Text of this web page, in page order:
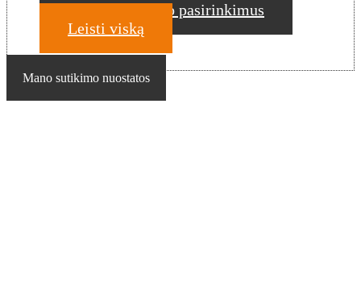
Patvirtinti mano pasirinkimus
Leisti viską
Mano sutikimo nuostatos